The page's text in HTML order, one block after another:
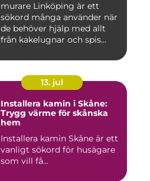
murare Linköping är ett
sökord många använder när
de behöver hjälp med allt
från kakelugnar och spis...
13. jul
Installera kamin i Skåne:
Trygg värme för skånska
hem
Installera kamin Skåne är ett
vanligt sökord för husägare
som vill få...